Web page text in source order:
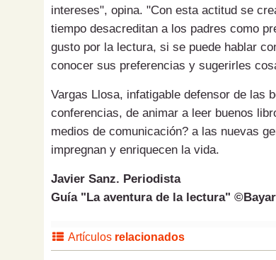
intereses", opina. "Con esta actitud se
tiempo desacreditan a los padres como
gusto por la lectura, si se puede hablar
conocer sus preferencias y sugerirles
Vargas Llosa, infatigable defensor de las
conferencias, de animar a leer buenos
medios de comunicación? a las nuevas
impregnan y enriquecen la vida.
Javier Sanz. Periodista
Guía "La aventura de la lectura"
Artículos relacionados